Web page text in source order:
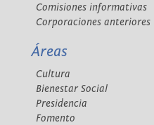
Comisiones informativas
Corporaciones anteriores
Áreas
Cultura
Bienestar Social
Presidencia
Fomento